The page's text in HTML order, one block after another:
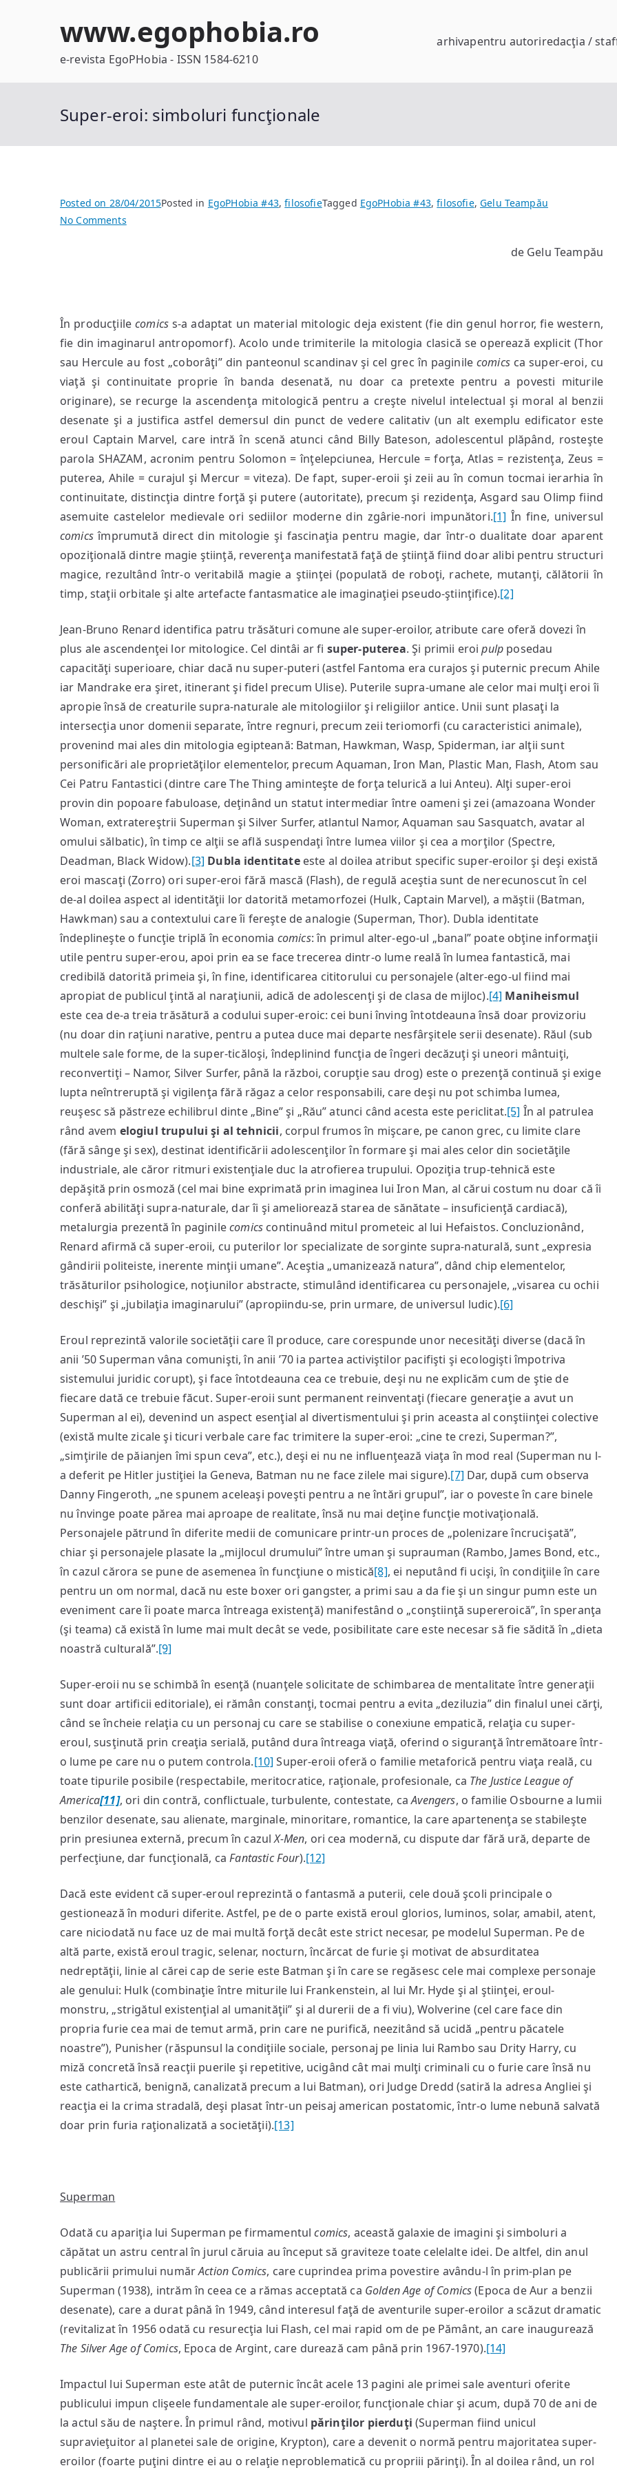
www.egophobia.ro
e-revista EgoPHobia - ISSN 1584-6210
arhivapentru autoriredacţia /
Super-eroi: simboluri funcţionale
Posted on 28/04/2015Posted in EgoPHobia #43,filosofieTagged EgoPHobia #43,filosofie,Gelu Teampău
No Commentson
de Gelu Teampău
În producţiilecomics s-a adaptat un material mitologic deja existent (fie din genul horror, fie western,
fie din imaginarul antropomorf). Acolo unde trimiterile la mitologia clasică se operează explicit (Thor
sau Hercule au fost „coborâţi” din panteonul scandinav şi cel grec în paginile comicsca super-eroi, cu
viaţă şi continuitate proprie în banda desenată, nu doar ca pretexte pentru a povesti miturile
originare), se recurge la ascendenţa mitologică pentru a creşte nivelul intelectual şi moral al benzii
desenate şi a justifica astfel demersul din punct de vedere calitativ (un alt exemplu edificator este
eroul Captain Marvel, care intră în scenă atunci când Billy Bateson, adolescentul plăpând, rosteşte
parola SHAZAM, acronim pentru Solomon = înţelepciunea, Hercule = forţa, Atlas = rezistenţa, Zeus =
puterea, Ahile = curajul şi Mercur = viteza). De fapt, super-eroii şi zeii au în comun tocmai ierarhia în
continuitate, distincţia dintre forţă şi putere (autoritate), precum şi rezidenţa, Asgard sau Olimp fiind
asemuite castelelor medievale ori sediilor moderne din zgârie-nori impunători.[1] În fine, universul
comicsîmprumută direct din mitologie şi fascinaţia pentru magie, dar într-o dualitate doar aparent
opoziţională dintre magie ştiinţă, reverenţa manifestată faţă de ştiinţă fiind doar alibi pentru structuri
magice, rezultând într-o veritabilă magie a ştiinţei (populată de roboţi, rachete, mutanţi, călătorii în
timp, staţii orbitale şi alte artefacte fantasmatice ale imaginaţiei pseudo-ştiinţifice).[2]
Jean-Bruno Renard identifica patru trăsături comune ale super-eroilor, atribute care oferă dovezi în
plus ale ascendenţei lor mitologice. Cel dintâi ar fi super-puterea. Şi primii eroipulp posedau
capacităţi superioare, chiar dacă nu super-puteri (astfel Fantoma era curajos şi puternic precum Ahile
iar Mandrake era şiret, itinerant şi fidel precum Ulise). Puterile supra-umane ale celor mai mulţi eroi îi
apropie însă de creaturile supra-naturale ale mitologiilor şi religiilor antice. Unii sunt plasaţi la
intersecţia unor domenii separate, între regnuri, precum zeii teriomorfi (cu caracteristici animale),
provenind mai ales din mitologia egipteană: Batman, Hawkman, Wasp, Spiderman, iar alţii sunt
personificări ale proprietăţilor elementelor, precum Aquaman, Iron Man, Plastic Man, Flash, Atom sau
Cei Patru Fantastici (dintre care The Thing aminteşte de forţa telurică a lui Anteu). Alţi super-eroi
provin din popoare fabuloase, deţinând un statut intermediar între oameni şi zei (amazoana Wonder
Woman, extratereştrii Superman şi Silver Surfer, atlantul Namor, Aquaman sau Sasquatch, avatar al
omului sălbatic), în timp ce alţii se află suspendaţi între lumea viilor şi cea a morţilor (Spectre,
Deadman, Black Widow).[3] Dubla identitateeste al doilea atribut specific super-eroilor şi deşi există
eroi mascaţi (Zorro) ori super-eroi fără mască (Flash), de regulă aceştia sunt de nerecunoscut în cel
de-al doilea aspect al identităţii lor datorită metamorfozei (Hulk, Captain Marvel), a măştii (Batman,
Hawkman) sau a contextului care îi fereşte de analogie (Superman, Thor). Dubla identitate
îndeplineşte o funcţie triplă în economia comics: în primul alter-ego-ul „banal” poate obţine informaţii
utile pentru super-erou, apoi prin ea se face trecerea dintr-o lume reală în lumea fantastică, mai
credibilă datorită primeia şi, în fine, identificarea cititorului cu personajele (alter-ego-ul fiind mai
apropiat de publicul ţintă al naraţiunii, adică de adolescenţi şi de clasa de mijloc).[4] Maniheismul
este cea de-a treia trăsătură a codului super-eroic: cei buni înving întotdeauna însă doar provizoriu
(nu doar din raţiuni narative, pentru a putea duce mai departe nesfârşitele serii desenate). Răul (sub
multele sale forme, de la super-ticăloşi, îndeplinind funcţia de îngeri decăzuţi şi uneori mântuiţi,
reconvertiţi – Namor, Silver Surfer, până la război, corupţie sau drog) este o prezenţă continuă şi exige
lupta neîntreruptă şi vigilenţa fără răgaz a celor responsabili, care deşi nu pot schimba lumea,
reuşesc să păstreze echilibrul dinte „Bine” şi „Rău” atunci când acesta este periclitat.[5] În al patrulea
rând avem elogiul trupului şi al tehnicii, corpul frumos în mişcare, pe canon grec, cu limite clare
(fără sânge şi sex), destinat identificării adolescenţilor în formare şi mai ales celor din societăţile
industriale, ale căror ritmuri existenţiale duc la atrofierea trupului. Opoziţia trup-tehnică este
depăşită prin osmoză (cel mai bine exprimată prin imaginea lui Iron Man, al cărui costum nu doar că îi
conferă abilităţi supra-naturale, dar îi şi ameliorează starea de sănătate – insuficienţă cardiacă),
metalurgia prezentă în paginilecomics continuând mitul prometeic al lui Hefaistos. Concluzionând,
Renard afirmă că super-eroii, cu puterilor lor specializate de sorginte supra-naturală, sunt „expresia
gândirii politeiste, inerente minţii umane”. Aceştia „umanizează natura”, dând chip elementelor,
trăsăturilor psihologice, noţiunilor abstracte, stimulând identificarea cu personajele, „visarea cu ochii
deschişi” şi „jubilaţia imaginarului” (apropiindu-se, prin urmare, de universul ludic).[6]
Eroul reprezintă valorile societăţii care îl produce, care corespunde unor necesităţi diverse (dacă în
anii ’50 Superman vâna comunişti, în anii ’70 ia partea activiştilor pacifişti şi ecologişti împotriva
sistemului juridic corupt), şi face întotdeauna cea ce trebuie, deşi nu ne explicăm cum de ştie de
fiecare dată ce trebuie făcut. Super-eroii sunt permanent reinventaţi (fiecare generaţie a avut un
Superman al ei), devenind un aspect esenţial al divertismentului şi prin aceasta al conştiinţei colective
(există multe zicale şi ticuri verbale care fac trimitere la super-eroi: „cine te crezi, Superman?”,
„simţirile de păianjen îmi spun ceva”, etc.), deşi ei nu ne influenţează viaţa în mod real (Superman nu l-
a deferit pe Hitler justiţiei la Geneva, Batman nu ne face zilele mai sigure).[7] Dar, după cum observa
Danny Fingeroth, „ne spunem aceleaşi poveşti pentru a ne întări grupul”, iar o poveste în care binele
nu învinge poate părea mai aproape de realitate, însă nu mai deţine funcţie motivaţională.
Personajele pătrund în diferite medii de comunicare printr-un proces de „polenizare încrucişată”,
chiar şi personajele plasate la „mijlocul drumului” între uman şi suprauman (Rambo, James Bond, etc.,
în cazul cărora se pune de asemenea în funcţiune o mistică[8], ei neputând fi ucişi, în condiţiile în care
pentru un om normal, dacă nu este boxer ori gangster, a primi sau a da fie şi un singur pumn este un
eveniment care îi poate marca întreaga existenţă) manifestând o „conştiinţă supereroică”, în speranţa
(şi teama) că există în lume mai mult decât se vede, posibilitate care este necesar să fie sădită în „dieta
noastră culturală”.[9]
Super-eroii nu se schimbă în esenţă (nuanţele solicitate de schimbarea de mentalitate între generaţii
sunt doar artificii editoriale), ei rămân constanţi, tocmai pentru a evita „deziluzia” din finalul unei cărţi,
când se încheie relaţia cu un personaj cu care se stabilise o conexiune empatică, relaţia cu super-
eroul, susţinută prin creaţia serială, putând dura întreaga viaţă, oferind o siguranţă întremătoare într-
o lume pe care nu o putem controla.[10] Super-eroii oferă o familie metaforică pentru viaţa reală, cu
toate tipurile posibile (respectabile, meritocratice, raţionale, profesionale, ca The Justice League of
America[11], ori din contră, conflictuale, turbulente, contestate, caAvengers, o familie Osbourne a lumii
benzilor desenate, sau alienate, marginale, minoritare, romantice, la care apartenenţa se stabileşte
prin presiunea externă, precum în cazulX-Men, ori cea modernă, cu dispute dar fără ură, departe de
perfecţiune, dar funcţională, caFantastic Four).[12]
Dacă este evident că super-eroul reprezintă o fantasmă a puterii, cele două şcoli principale o
gestionează în moduri diferite. Astfel, pe de o parte există eroul glorios, luminos, solar, amabil, atent,
care niciodată nu face uz de mai multă forţă decât este strict necesar, pe modelul Superman. Pe de
altă parte, există eroul tragic, selenar, nocturn, încărcat de furie şi motivat de absurditatea
nedreptăţii, linie al cărei cap de serie este Batman şi în care se regăsesc cele mai complexe personaje
ale genului: Hulk (combinaţie între miturile lui Frankenstein, al lui Mr. Hyde şi al ştiinţei, eroul-
monstru, „strigătul existenţial al umanităţii” şi al durerii de a fi viu), Wolverine (cel care face din
propria furie cea mai de temut armă, prin care ne purifică, neezitând să ucidă „pentru păcatele
noastre”), Punisher (răspunsul la condiţiile sociale, personaj pe linia lui Rambo sau Drity Harry, cu
miză concretă însă reacţii puerile şi repetitive, ucigând cât mai mulţi criminali cu o furie care însă nu
este cathartică, benignă, canalizată precum a lui Batman), ori Judge Dredd (satiră la adresa Angliei şi
reacţia ei la crima stradală, deşi plasat într-un peisaj american postatomic, într-o lume nebună salvată
doar prin furia raţionalizată a societăţii).[13]
Superman
Odată cu apariţia lui Superman pe firmamentulcomics, această galaxie de imagini şi simboluri a
căpătat un astru central în jurul căruia au început să graviteze toate celelalte idei. De altfel, din anul
publicării primului numărAction Comics, care cuprindea prima povestire avându-l în prim-plan pe
Superman (1938), intrăm în ceea ce a rămas acceptată ca Golden Age of Comics(Epoca de Aur a benzii
desenate), care a durat până în 1949, când interesul faţă de aventurile super-eroilor a scăzut dramatic
(revitalizat în 1956 odată cu resurecţia lui Flash, cel mai rapid om de pe Pământ, an care inaugurează
The Silver Age of Comics, Epoca de Argint, care durează cam până prin 1967-1970).[14]
Impactul lui Superman este atât de puternic încât acele 13 pagini ale primei sale aventuri oferite
publicului impun clişeele fundamentale ale super-eroilor, funcţionale chiar şi acum, după 70 de ani de
la actul său de naştere. În primul rând, motivul părinţilor pierduţi (Superman fiind unicul
supravieţuitor al planetei sale de origine, Krypton), care a devenit o normă pentru majoritatea super-
eroilor (foarte puţini dintre ei au o relaţie neproblematică cu propriii părinţi). În al doilea rând, un rol